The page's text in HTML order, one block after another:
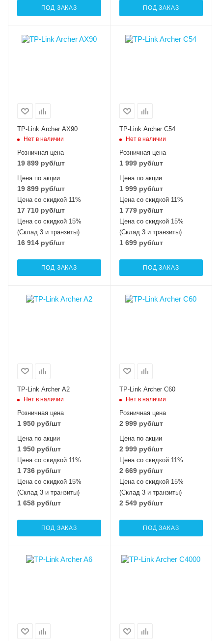
ПОД ЗАКАЗ ПОД ЗАКАЗ
TP-Link Archer AX90
Нет в наличии
Розничная цена
19 899 руб/шт
Цена по акции
19 899 руб/шт
Цена со скидкой 11%
17 710 руб/шт
Цена со скидкой 15%
(Склад 3 и транзиты)
16 914 руб/шт
ПОД ЗАКАЗ
TP-Link Archer C54
Нет в наличии
Розничная цена
1 999руб/шт
Цена по акции
1 999руб/шт
Цена со скидкой 11%
1 779руб/шт
Цена со скидкой 15%
(Склад 3 и транзиты)
1 699руб/шт
ПОД ЗАКАЗ
TP-Link Archer A2
Нет в наличии
Розничная цена
1 950 руб/шт
Цена по акции
1 950 руб/шт
Цена со скидкой 11%
1 736 руб/шт
Цена со скидкой 15%
(Склад 3 и транзиты)
1 658 руб/шт
ПОД ЗАКАЗ
TP-Link Archer C60
Нет в наличии
Розничная цена
2 999руб/шт
Цена по акции
2 999руб/шт
Цена со скидкой 11%
2 669руб/шт
Цена со скидкой 15%
(Склад 3 и транзиты)
2 549руб/шт
ПОД ЗАКАЗ